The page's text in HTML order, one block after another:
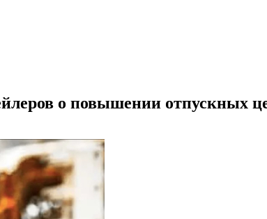
о повышении отпускных